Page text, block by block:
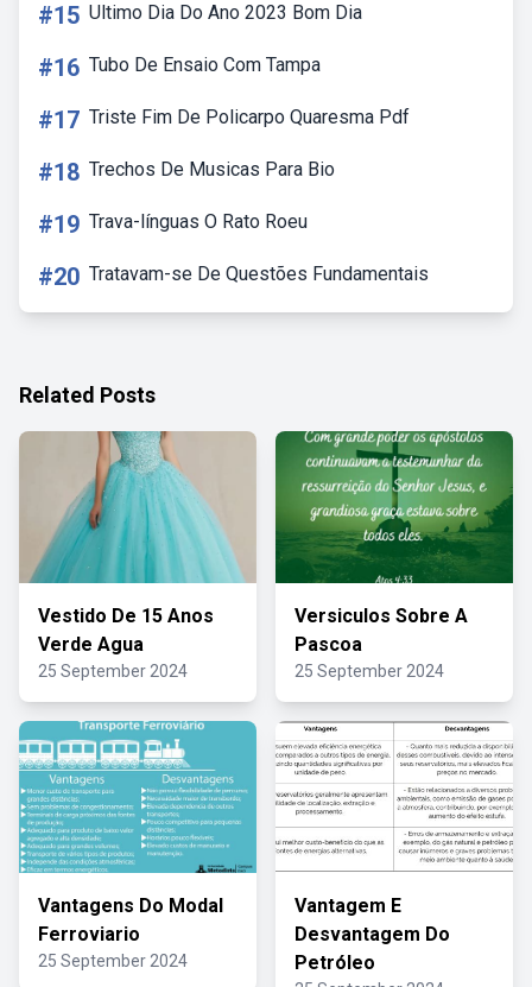
#15 Ultimo Dia Do Ano 2023 Bom Dia
#16 Tubo De Ensaio Com Tampa
#17 Triste Fim De Policarpo Quaresma Pdf
#18 Trechos De Musicas Para Bio
#19 Trava-línguas O Rato Roeu
#20 Tratavam-se De Questões Fundamentais
Related Posts
Vestido De 15 Anos
Verde Agua
25 September 2024
Versiculos Sobre A
Pascoa
25 September 2024
Vantagens Do Modal
Ferroviario
25 September 2024
Vantagem E
Desvantagem Do
Petróleo